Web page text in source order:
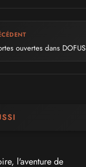
ouvertes dans DOFUS